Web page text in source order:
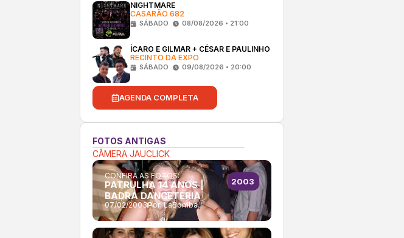
NIGHTMARE
CASARÃO 682
SÁBADO 08/08/2026 • 21:00
ÍCARO E GILMAR + CÉSAR E PAULINHO
RECINTO DA EXPO
SÁBADO 09/08/2026 • 20:00
AGENDA COMPLETA
FOTOS ANTIGAS
CÂMERA JAUCLICK
CONFIRA AS FOTOS:
PATRULHA 14 ANOS |
BADRA DANCETERIA
07/02/2003Por:LaBomba
2003